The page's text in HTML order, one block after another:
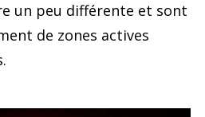
un peu différente et sont
de zones actives